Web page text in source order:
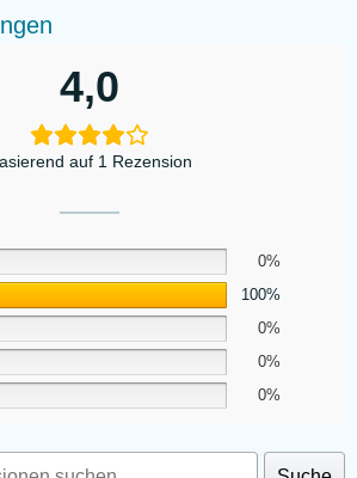
4,0
auf 1 Rezension
0%
100%
0%
0%
0%